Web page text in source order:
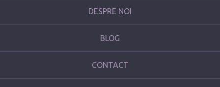
DESPRE NOI
BLOG
CONTACT